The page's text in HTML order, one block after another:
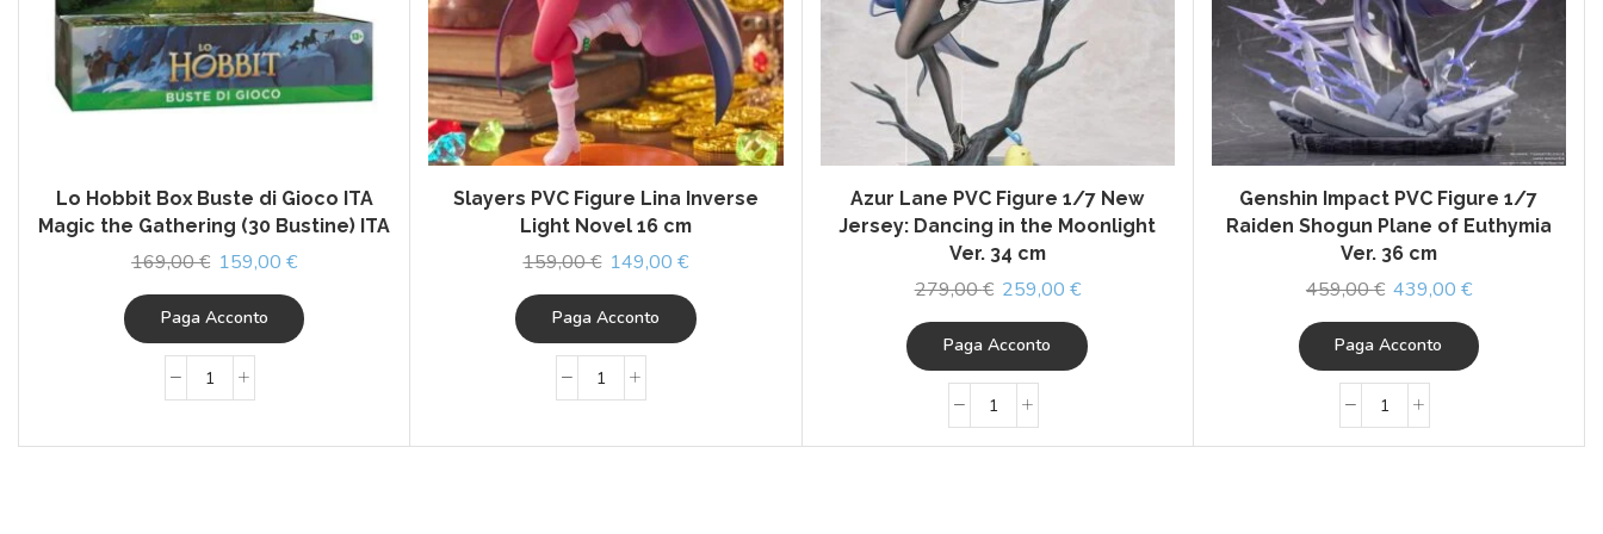
Lo Hobbit Box Buste di Gioco ITA
Magic the Gathering (30 Bustine) ITA
169,00€ 159,00€
Paga Acconto
Slayers PVC Figure Lina Inverse
Light Novel 16 cm
159,00€ 149,00€
Paga Acconto
Azur Lane PVC Figure 1/7 New
Jersey: Dancing in the Moonlight
Ver. 34 cm
279,00€ 259,00 €
Paga Acconto
Genshin Impact PVC Figure 1/7
Raiden Shogun Plane of Euthymia
Ver. 36 cm
459,00€ 439,00 €
Paga Acconto